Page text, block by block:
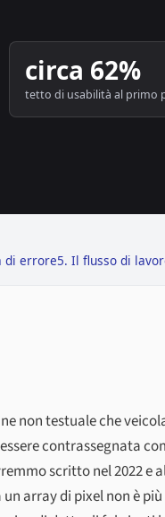
circa 62%
tetto di usabilità al primo
di errore5. Il flusso di
non testuale che
contrassegnata
scritto nel 2022 e
array di pixel non è